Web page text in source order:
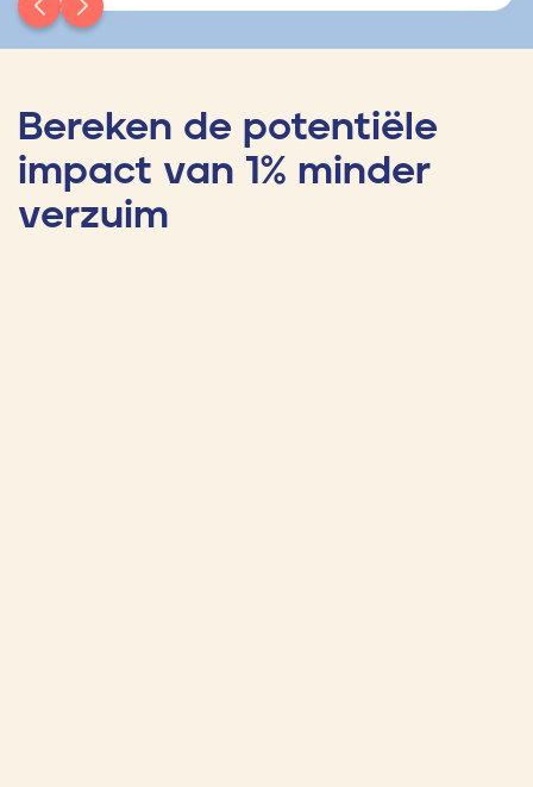
Bereken de potentiële
impact van 1% minder
verzuim